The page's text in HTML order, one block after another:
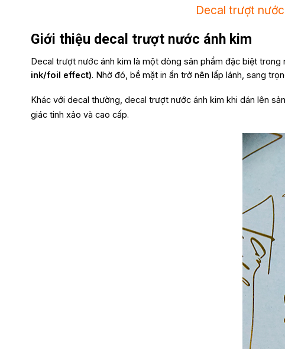
Decal trượt
Giới thiệu decal trượt nước ánh kim
Decal trượt nước ánh kim là một dòng sản phẩm đặc biệt
ink/foil effect). Nhờ đó, bề mặt in ấn trở nên lấp lánh, sang
Khác với decal thường, decal trượt nước ánh kim khi dán lên
giác tinh xảo và cao cấp.